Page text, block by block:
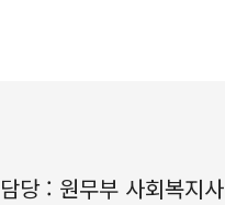
담당 : 원무부 사회복지사